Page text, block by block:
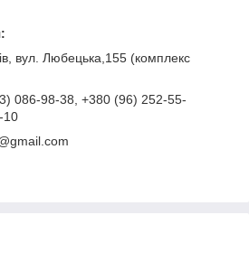
вул. Любецька,155 (комплекс
086-98-38, +380 (96) 252-55-
10